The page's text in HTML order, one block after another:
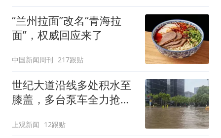
“兰州拉面”改名“青海拉
面”，权威回应来了
中国新闻周刊 217跟贴
世纪大道沿线多处积水至
膝盖，多台泵车全力抢
近出行
上观新闻 12跟贴